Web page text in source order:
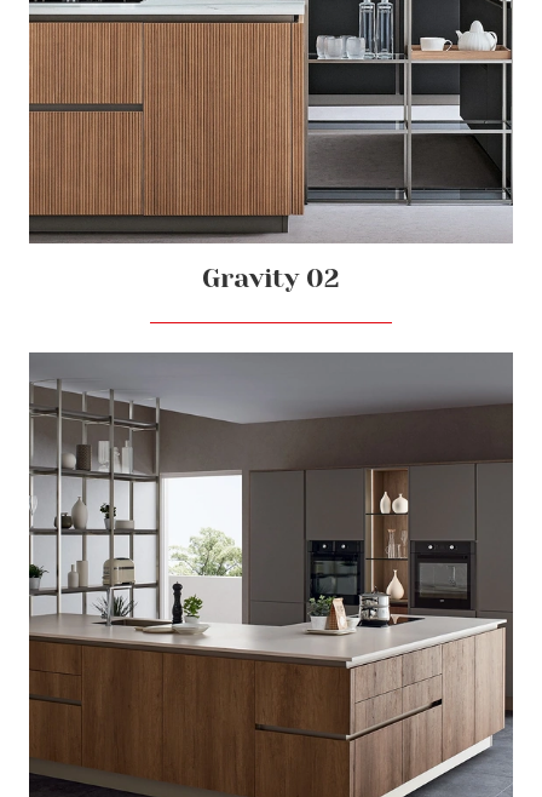
Gravity 02